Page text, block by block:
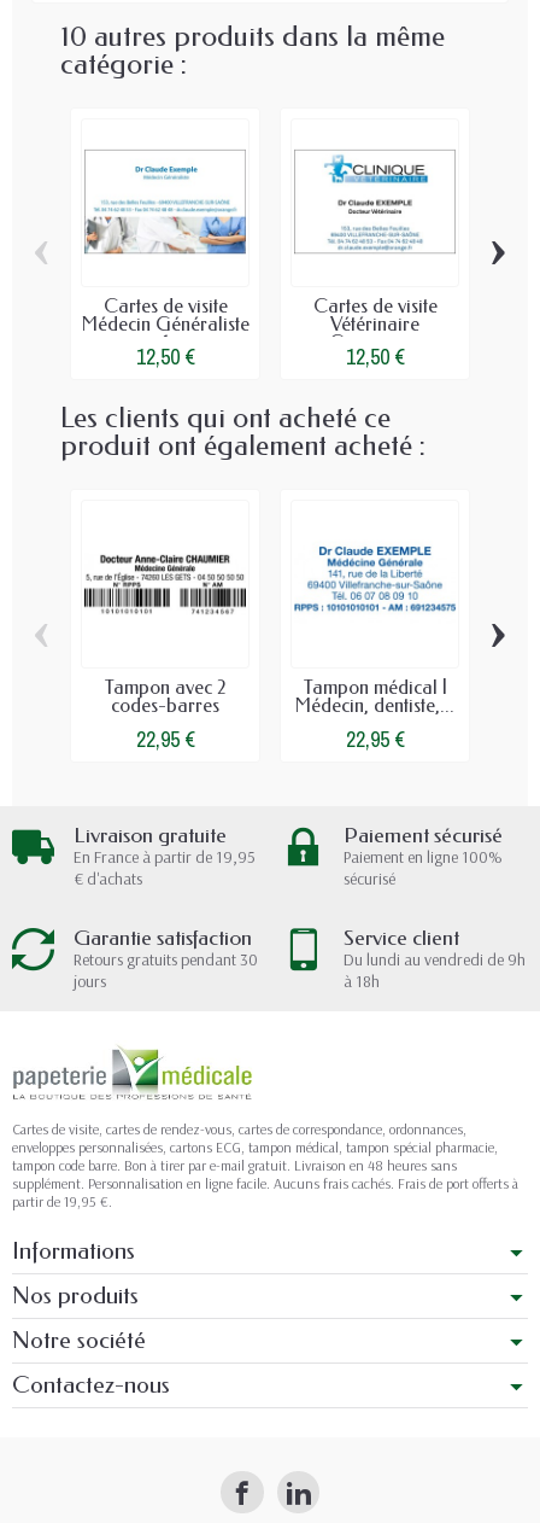
10 autres produits dans la même
catégorie :
Cartes de visite
Médecin Généraliste
1
12,50 €
Cartes de visite
Vétérinaire
Campagne
12,50 €
‹ ›
Les clients qui ont acheté ce
produit ont également acheté :
Tampon avec 2
codes-barres
22,95 €
Tampon médical |
Médecin, dentiste,...
22,95 €
‹ ›
Livraison gratuite
En France à partir de 19,95
€ d'achats
Paiement sécurisé
Paiement en ligne 100%
sécurisé
Garantie satisfaction
Retours gratuits pendant 30
jours
Service client
Du lundi au vendredi de 9h
à 18h
Cartes de visite, cartes de rendez-vous, cartes de correspondance, ordonnances,
enveloppes personnalisées, cartons ECG, tampon médical, tampon spécial pharmacie,
tampon code barre. Bon à tirer par e-mail gratuit. Livraison en 48 heures sans
supplément. Personnalisation en ligne facile. Aucuns frais cachés. Frais de port offerts à
partir de 19,95 €.
Informations
Nos produits
Notre société
Contactez-nous